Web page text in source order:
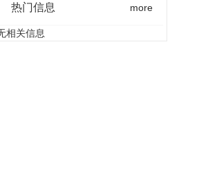
热门信息 more
相关信息